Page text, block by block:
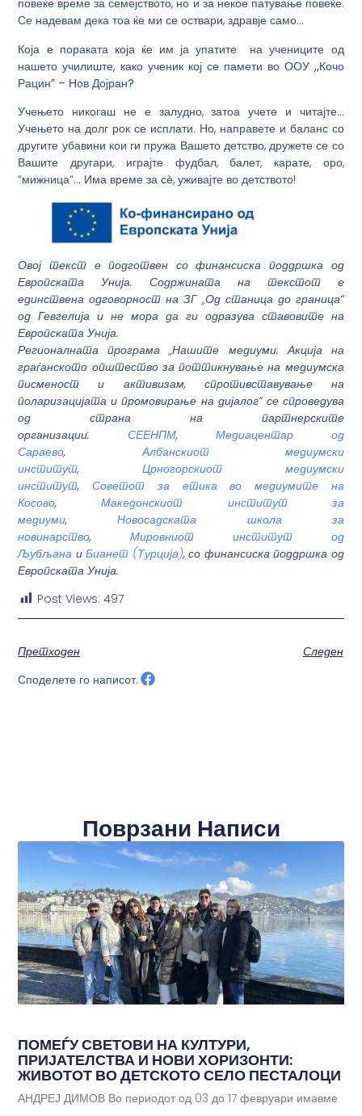
повеќе време за семејството, но и за некое патување повеќе.
Се надевам дека тоа ќе ми се оствари, здравје само…
Која е пораката која ќе им ја упатите на учениците од
нашето училиште, како ученик кој се памети во ООУ ,,Кочо
Рацин” – Нов Дојран?
Учењето никогаш не е залудно, затоа учете и читајте…
Учењето на долг рок се исплати. Но, направете и баланс со
другите убавини кои ги пружа Вашето детство, дружете се со
Вашите другари, играјте фудбал, балет, карате, оро,
“мижница“… Има време за сѐ, уживајте во детството!
Овој текст е подготвен со финансиска поддршка од
Европската Унија. Содржината на текстот е
единствена одговорност на ЗГ „Од станица до граница“
од Гевгелија и не мора да ги одразува ставовите на
Европската Унија.
Регионалната програма „Нашите медиуми: Акција на
граѓанското општество за поттикнување на медиумска
писменост и активизам, спротивставување на
поларизацијата и промовирање на дијалог“ се спроведува
од страна на партнерските
организации:СЕЕНПМ, Медиацентар од
Сараево,Албанскиот медиумски
институт, Црногорскиот медиумски
институт,Советот за етика во медиумите на
Косово,Македонскиот институт за
медиуми,Новосадската школа за
новинарство,Мировниот институт од
Љубљана иБианет (Турција), со финансиска поддршка од
Европската Унија.
Post Views: 497
Претходен
Следен
Споделете го написот:
Поврзани Написи
ПОМЕЃУ СВЕТОВИ НА КУЛТУРИ,
ПРИЈАТЕЛСТВА И НОВИ ХОРИЗОНТИ:
ЖИВОТОТ ВО ДЕТСКОТО СЕЛО ПЕСТАЛОЦИ
АНДРЕЈ ДИМОВ Во периодот од 03 до 17 февруари имавме